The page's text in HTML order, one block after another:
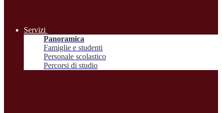
Servizi
Panoramica
Famiglie e studenti
Personale scolastico
Percorsi di studio